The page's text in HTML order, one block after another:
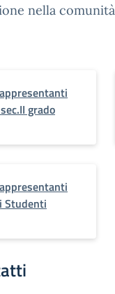
nella
grado
Studenti